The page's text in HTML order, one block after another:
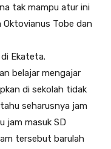
tak mampu atur ini
Oktovianus Tobe dan
Ekateta.
belajar mengajar
di sekolah tidak
seharusnya jam
jam masuk SD
tersebut barulah